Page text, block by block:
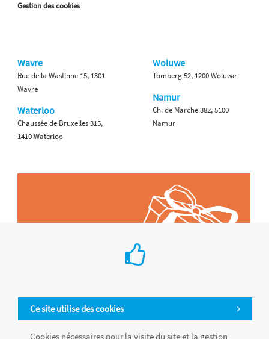
Ce site utilise des cookies
Cookies nécessaires pour la visite du site et la gestion
Gestion des cookies
Wavre
Rue de la Wastinne 15, 1301
Wavre
Waterloo
Chaussée de Bruxelles 315,
1410 Waterloo
Woluwe
Tomberg 52, 1200 Woluwe
Namur
Ch. de Marche 382, 5100
Namur